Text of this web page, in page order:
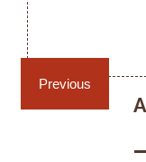
chaises et
Previous